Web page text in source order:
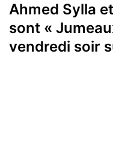
Ahmed Sylla
sont «
vendredi soir